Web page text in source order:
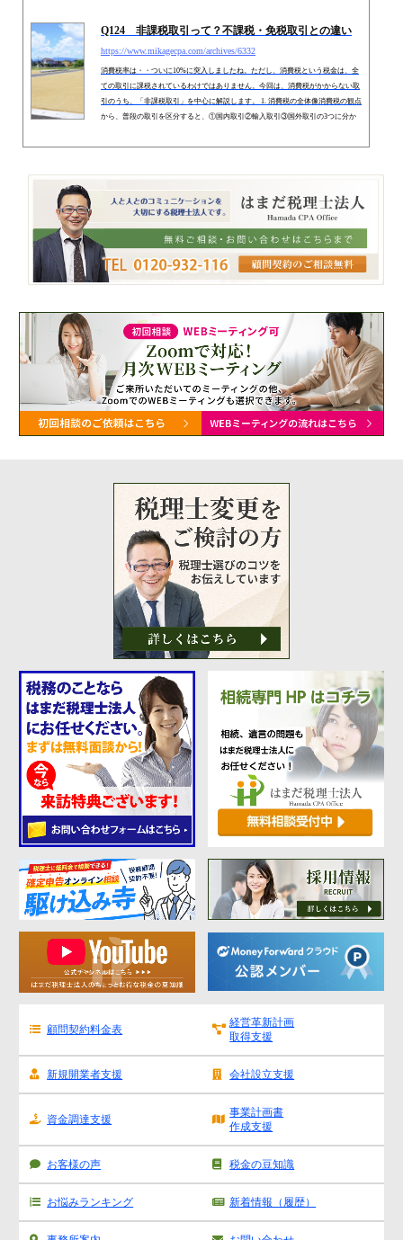
Q124 非課税取引って？不課税・免税取引との違い
https://www.mikagecpa.com/archives/6332
消費税率は・・ついに10%に突入しましたね。ただし、消費税という税金は、全
ての取引に課税されているわけではありません。今回は、消費税がかからない取
引のうち、「非課税取引」を中心に解説します。 1. 消費税の全体像消費税の観点
から、普段の取引を区分すると、①国内取引②輸入取引③国外取引の3つに分か
扱い」をまとめると、以下の通りとなります。 区分 内訳１ 内訳２ 消費税の取扱
顧問契約料金表
経営革新計画
取得支援
新規開業者支援 会社設立支援
資金調達支援
事業計画書
作成支援
お客様の声 税金の豆知識
お悩みランキング 新着情報（履歴）